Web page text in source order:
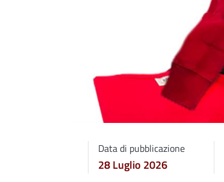
Data di pubblicazione
28 Luglio 2026